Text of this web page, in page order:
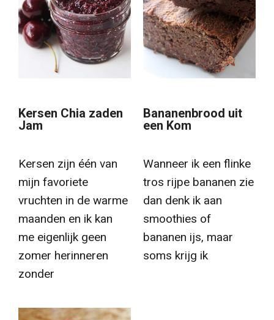
Kersen Chia zaden
Jam
Kersen zijn één van
mijn favoriete
vruchten in de warme
maanden en ik kan
me eigenlijk geen
zomer herinneren
zonder
Bananenbrood uit
een Kom
Wanneer ik een flinke
tros rijpe bananen zie
dan denk ik aan
smoothies of
bananen ijs, maar
soms krijg ik